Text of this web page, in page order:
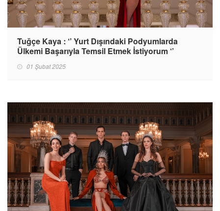
Tuğçe Kaya : ‘’ Yurt Dışındaki Podyumlarda
Ülkemi Başarıyla Temsil Etmek İstiyorum ‘’
01 Şubat 2025